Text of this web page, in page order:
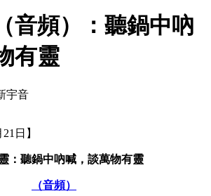
音頻）：聽鍋中吶
有靈
宇音
日】
：聽鍋中吶喊，談萬物有靈
（音頻）